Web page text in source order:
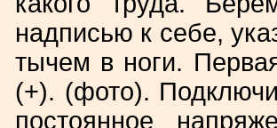
надписью к себе,
тычем в ноги.
(+). (фото).
постоянное